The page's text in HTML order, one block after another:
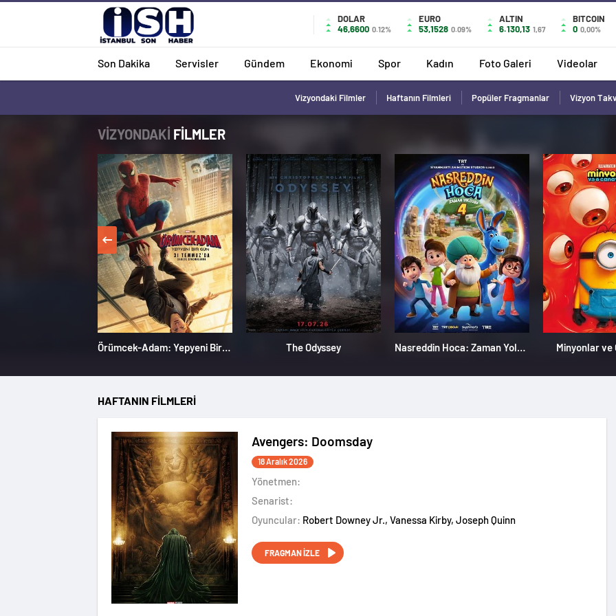
DOLAR
46,6600 0.12%
EURO
53,1528 0.09%
ALTIN
6.130,13 1,67
BITCOIN
0 0,00%
Son Dakika Servisler Gündem Ekonomi Spor Kadın Foto Galeri Videolar
Vizyondaki Filmler Haftanın Filmleri Popüler Fragmanlar Vizyon
VİZYONDAKİ FİLMLER
Örümcek-Adam: Yepyeni Bir Gün The Odyssey Nasreddin Hoca: Zaman Yolcusu 4 Minyonlar
HAFTANIN FİLMLERİ
Avengers: Doomsday
18 Aralık 2026
Yönetmen:
Senarist:
Oyuncular:
Robert Downey Jr., Vanessa Kirby, Joseph Quinn
FRAGMAN İZLE